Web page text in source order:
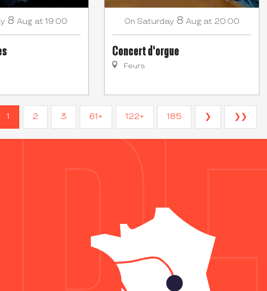
8 Aug at 19:00 On Saturday 8 Aug at 20:00
Concert d'orgue
Feurs
1 2 3 61+ 122+ 185 ❯ ❯❯